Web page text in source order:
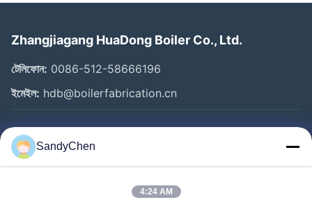
Zhangjiagang HuaDong Boiler Co., Ltd.
টেলিফোন: 0086-512-58666196
ইমেইল: hdb@boilerfabrication.cn
গুরুত্বপূর্ণ সংযোগ
বাড়ি
SandyChen
4:24 AM